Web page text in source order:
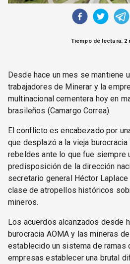
Tiempo de lectura: 2
Desde hace un mes se mantiene
trabajadores de Minerar y la
multinacional cementera hoy en
brasileños (Camargo Correa).
El conflicto es encabezado por
que desplazó a la vieja
rebeldes ante lo que fue siempre
predisposición de la dirección
secretario general Héctor
clase de atropellos históricos
mineros.
Los acuerdos alcanzados desde
burocracia AOMA y las mineras
establecido un sistema de ramas
empresas establecer una brutal